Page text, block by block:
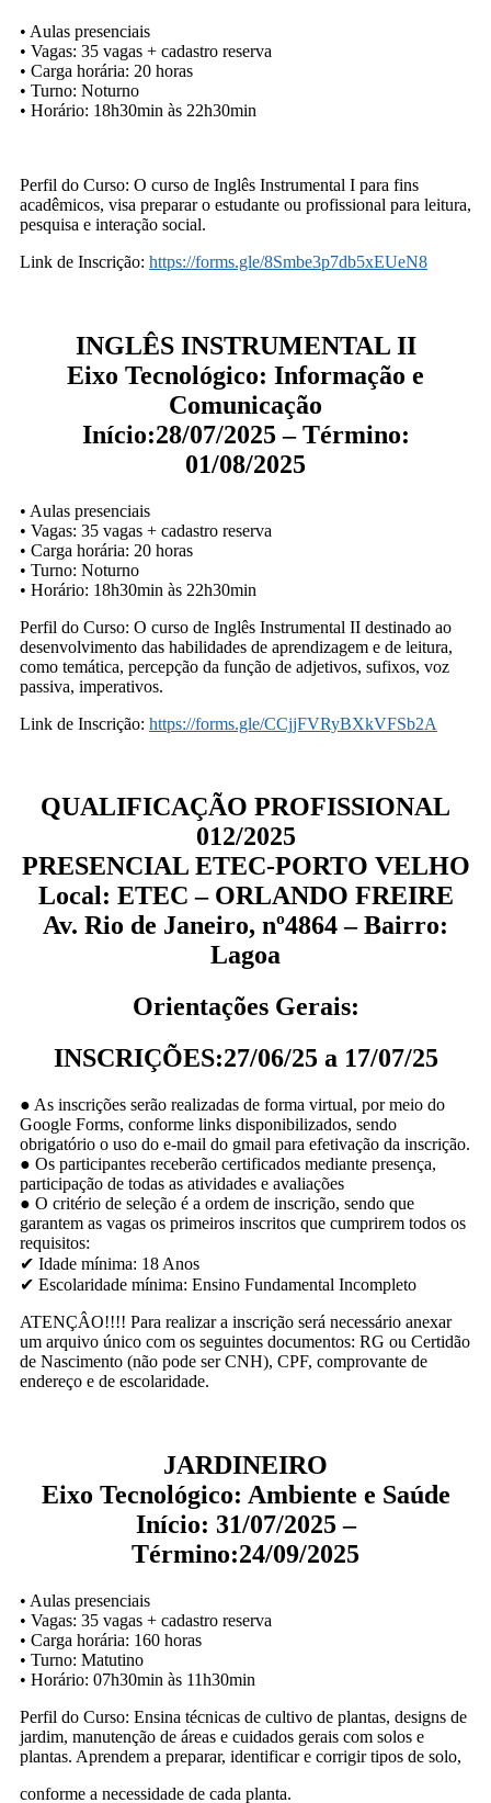
• Aulas presenciais
• Vagas: 35 vagas + cadastro reserva
• Carga horária: 20 horas
• Turno: Noturno
• Horário: 18h30min às 22h30min
Perfil do Curso: O curso de Inglês Instrumental I para fins
acadêmicos, visa preparar o estudante ou profissional para leitura,
pesquisa e interação social.
Link de Inscrição: https://forms.gle/8Smbe3p7db5xEUeN8
INGLÊS INSTRUMENTAL II
Eixo Tecnológico: Informação e
Comunicação
Início:28/07/2025 – Término:
01/08/2025
• Aulas presenciais
• Vagas: 35 vagas + cadastro reserva
• Carga horária: 20 horas
• Turno: Noturno
• Horário: 18h30min às 22h30min
Perfil do Curso: O curso de Inglês Instrumental II destinado ao
desenvolvimento das habilidades de aprendizagem e de leitura,
como temática, percepção da função de adjetivos, sufixos, voz
passiva, imperativos.
Link de Inscrição: https://forms.gle/CCjjFVRyBXkVFSb2A
QUALIFICAÇÃO PROFISSIONAL
012/2025
PRESENCIAL ETEC-PORTO VELHO
Local: ETEC – ORLANDO FREIRE
Av. Rio de Janeiro, nº4864 – Bairro:
Lagoa
Orientações Gerais:
INSCRIÇÕES:27/06/25 a 17/07/25
● As inscrições serão realizadas de forma virtual, por meio do
Google Forms, conforme links disponibilizados, sendo
obrigatório o uso do e-mail do gmail para efetivação da inscrição.
● Os participantes receberão certificados mediante presença,
participação de todas as atividades e avaliações
● O critério de seleção é a ordem de inscrição, sendo que
garantem as vagas os primeiros inscritos que cumprirem todos os
requisitos:
✔ Idade mínima: 18 Anos
✔ Escolaridade mínima: Ensino Fundamental Incompleto
ATENÇÂO!!!! Para realizar a inscrição será necessário anexar
um arquivo único com os seguintes documentos: RG ou Certidão
de Nascimento (não pode ser CNH), CPF, comprovante de
endereço e de escolaridade.
JARDINEIRO
Eixo Tecnológico: Ambiente e Saúde
Início: 31/07/2025 –
Término:24/09/2025
• Aulas presenciais
• Vagas: 35 vagas + cadastro reserva
• Carga horária: 160 horas
• Turno: Matutino
• Horário: 07h30min às 11h30min
Perfil do Curso: Ensina técnicas de cultivo de plantas, designs de
jardim, manutenção de áreas e cuidados gerais com solos e
plantas. Aprendem a preparar, identificar e corrigir tipos de solo,
conforme a necessidade de cada planta.